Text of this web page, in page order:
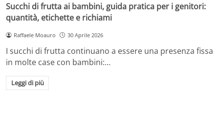
Succhi di frutta ai bambini, guida pratica per i genitori:
quantità, etichette e richiami
Raffaele Moauro 30 Aprile 2026
I succhi di frutta continuano a essere una presenza fissa
in molte case con bambini:…
Leggi di più